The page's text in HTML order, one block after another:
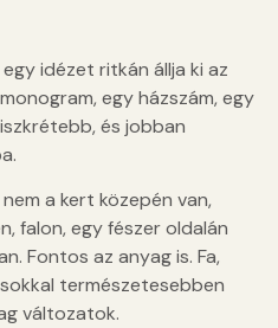
idézet ritkán állja ki az
egy házszám, egy
és jobban
a kert közepén van,
falon, egy fészer oldalán
Fontos az anyag is. Fa,
természetesebben
változatok.